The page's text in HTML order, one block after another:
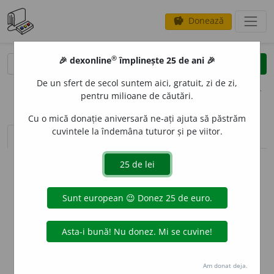
savings Donează
clear
opțiuni
sinteza definițiilor (1) definiții (9) conjugări
info
Aceste definiții sunt compilate de
echipa dexonline. Definițiile
originale se află pe filadefiniții.
preferințe
🎉 dexonline® împlinește 25 de ani 🎉
De un sfert de secol suntem aici, gratuit, zi de zi,
pentru milioane de căutări.
Cu o mică donație aniversară ne-ați ajuta să păstrăm
cuvintele la îndemâna tuturor și pe viitor.
Am donat deja.